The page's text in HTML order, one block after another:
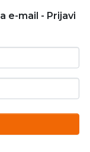
e-mail - Prijavi